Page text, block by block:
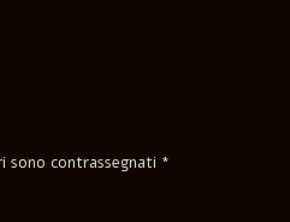
sono contrassegnati *